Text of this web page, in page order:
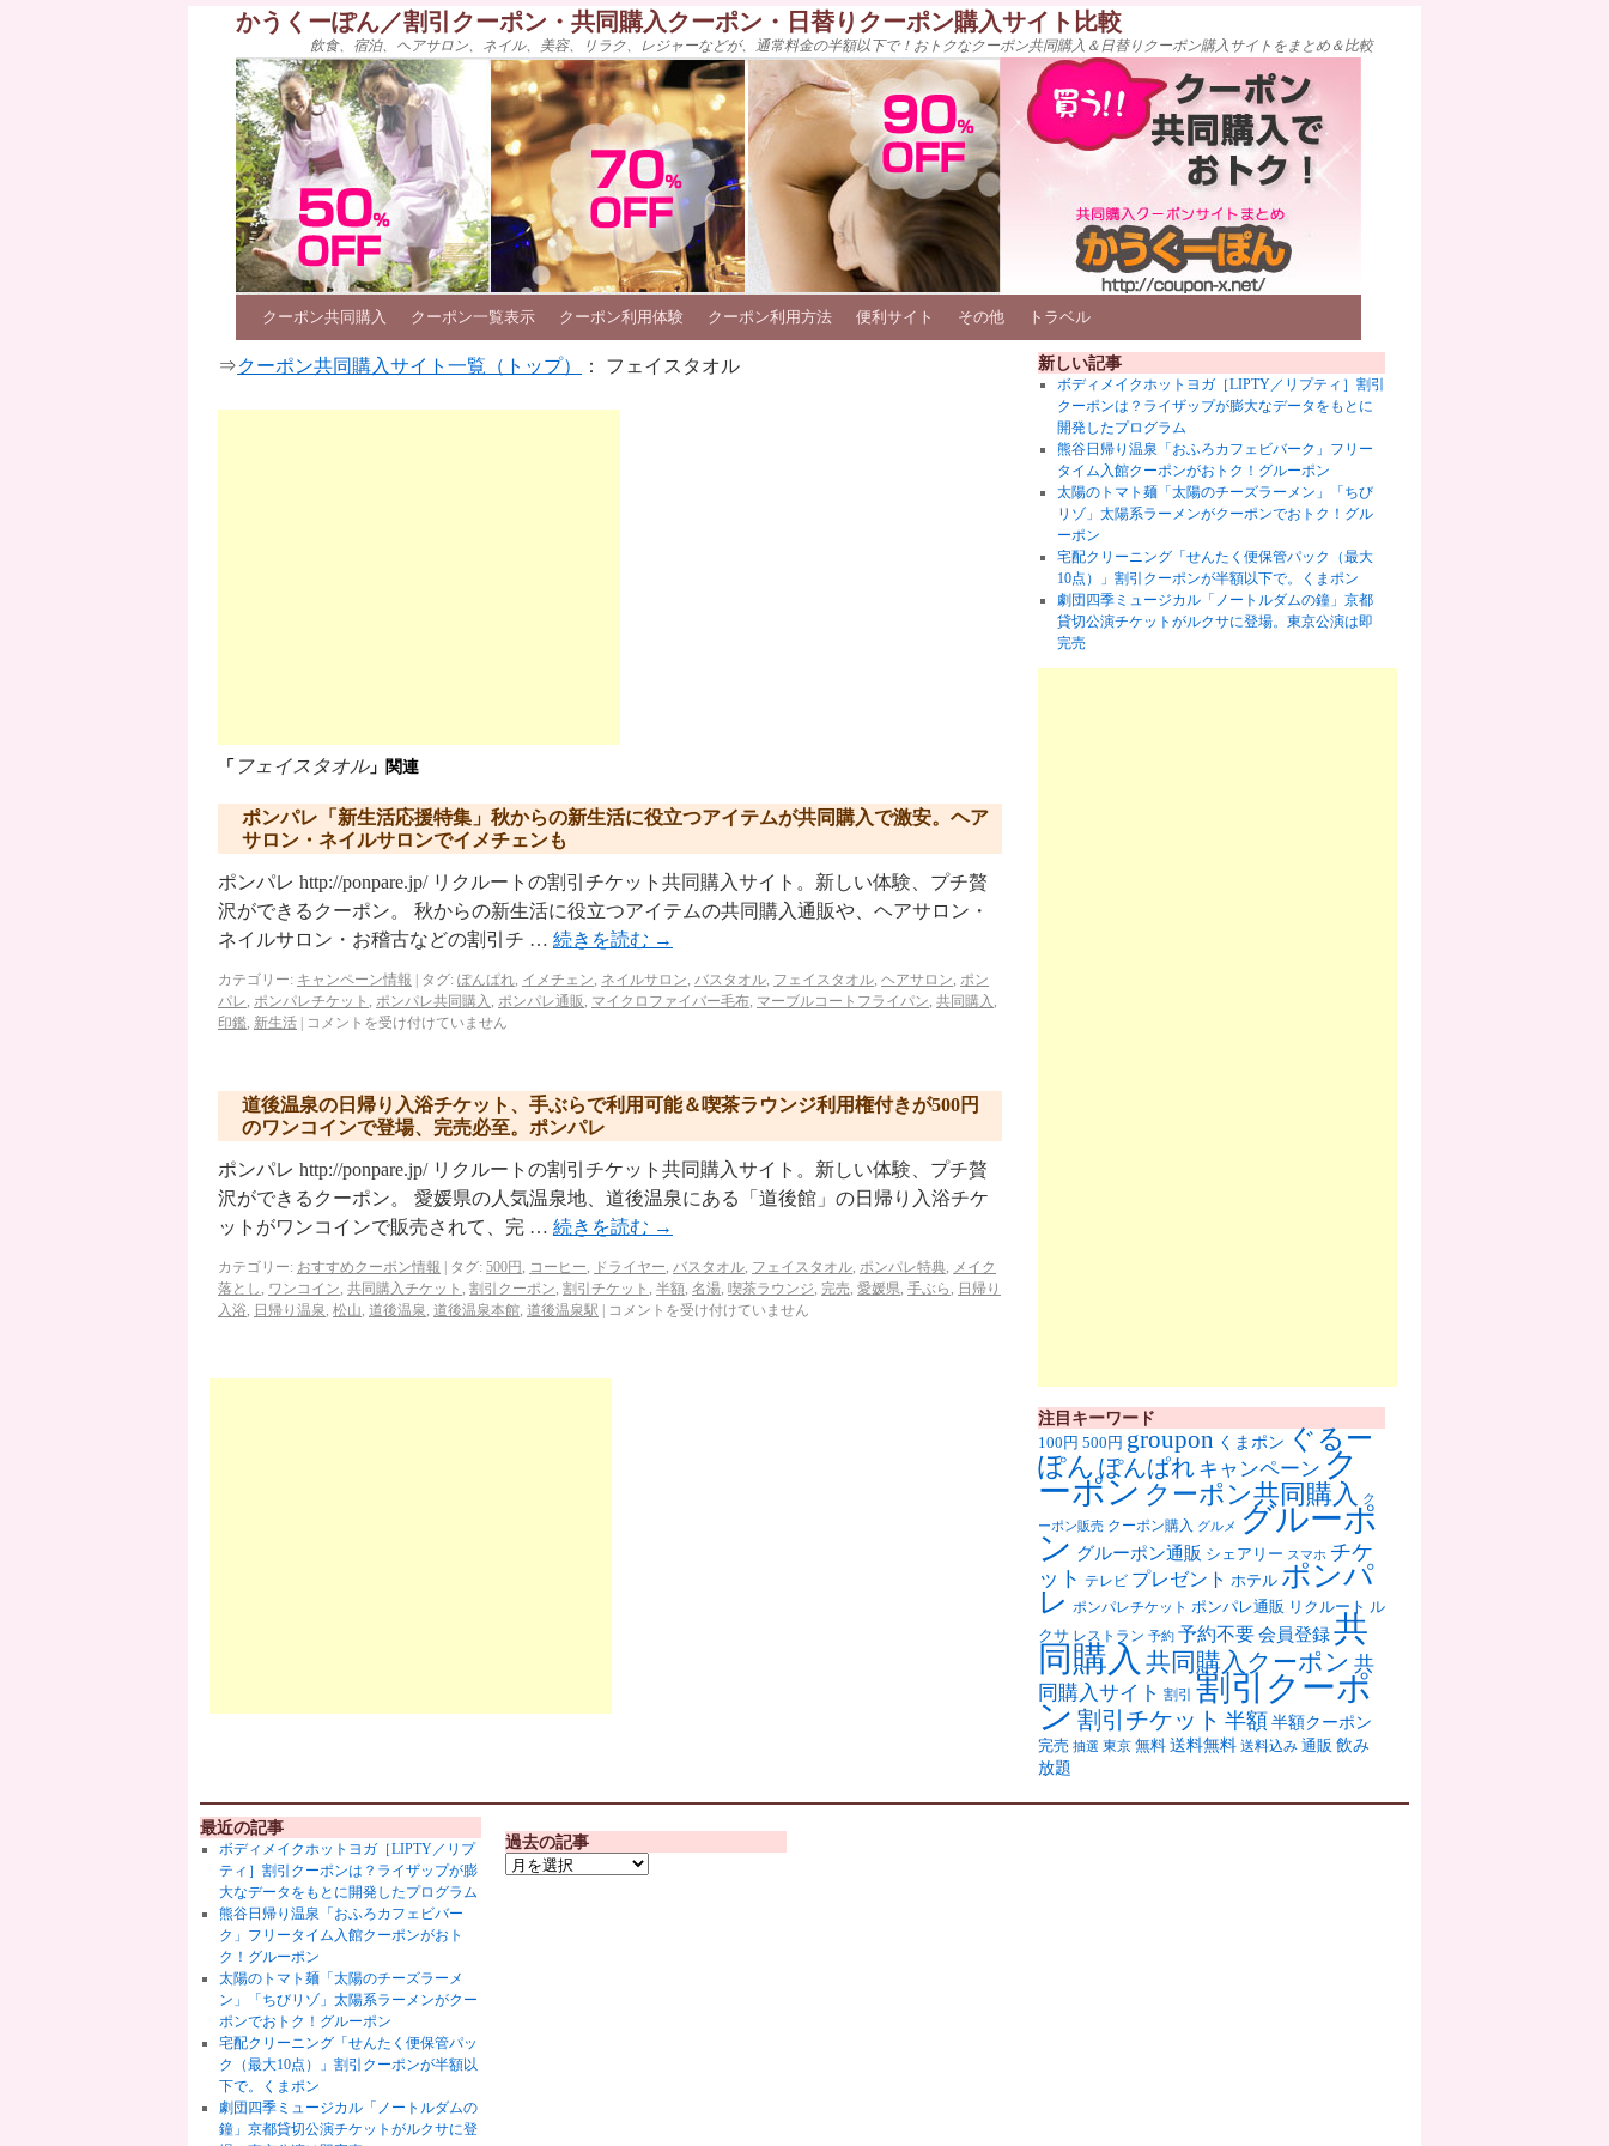
かうくーぽん／割引クーポン・共同購入クーポン・日替りクーポン購入サイト比較
飲食、宿泊、ヘアサロン、ネイル、美容、リラク、レジャーなどが、通常料金の半額以下で！おトクなクーポン共同購入＆日替りクーポン購入サイトをまとめ＆比較
クーポン共同購入 クーポン一覧表示 クーポン利用体験 クーポン利用方法 便利サイト その他 トラベル
⇒クーポン共同購入サイト一覧（トップ） ： フェイスタオル
「 フェイスタオル」関連
ポンパレ「新生活応援特集」秋からの新生活に役立つアイテムが共同購入で激安。ヘア
サロン・ネイルサロンでイメチェンも
ポンパレ http://ponpare.jp/ リクルートの割引チケット共同購入サイト。新しい体験、プチ贅
沢ができるクーポン。 秋からの新生活に役立つアイテムの共同購入通販や、ヘアサロン・
ネイルサロン・お稽古などの割引チ … 続きを読む →
カテゴリー: キャンペーン情報 タグ: ぽんぱれ, イメチェン, ネイルサロン, バスタオル, フェイスタオル, ヘアサロン, ポン
パレ, ポンパレチケット , ポンパレ共同購入 , ポンパレ通販 , マイクロファイバー毛布, マーブルコートフライパン, 共同購入 ,
印鑑, 新生活 コメントを受け付けていません
道後温泉の日帰り入浴チケット、手ぶらで利用可能＆喫茶ラウンジ利用権付きが500円
のワンコインで登場、完売必至。ポンパレ
ポンパレ http://ponpare.jp/ リクルートの割引チケット共同購入サイト。新しい体験、プチ贅
沢ができるクーポン。 愛媛県の人気温泉地、道後温泉にある「道後館」の日帰り入浴チケ
ットがワンコインで販売されて、完 … 続きを読む →
カテゴリー: おすすめクーポン情報 タグ: 500円 , コーヒー, ドライヤー, バスタオル, フェイスタオル, ポンパレ特典, メイク
落とし , ワンコイン, 共同購入チケット , 割引クーポン, 割引チケット , 半額, 名湯, 喫茶ラウンジ, 完売, 愛媛県, 手ぶら , 日帰り
入浴, 日帰り温泉, 松山, 道後温泉, 道後温泉本館, 道後温泉駅 コメントを受け付けていません
新しい記事
ボディメイクホットヨガ［LIPTY／リプティ］割引
クーポンは？ライザップが膨大なデータをもとに
開発したプログラム
熊谷日帰り温泉「おふろカフェビバーク」フリー
タイム入館クーポンがおトク！グルーポン
太陽のトマト麺「太陽のチーズラーメン」「ちび
リゾ」太陽系ラーメンがクーポンでおトク！グル
ーポン
宅配クリーニング「せんたく便保管パック（最大
10点）」割引クーポンが半額以下で。くまポン
劇団四季ミュージカル「ノートルダムの鐘」京都
貸切公演チケットがルクサに登場。東京公演は即
完売
注目キーワード
100円 500円 groupon くまポン ぐるー
ぽん ぽんぱれ キャンペーン ク
ーポン クーポン共同購入 ク
ーポン販売 クーポン購入 グルメ グルーポ
ン グルーポン通販 シェアリー スマホ チケ
ット テレビ プレゼント ホテル ポンパ
レ ポンパレチケット ポンパレ通販 リクルート ル
クサ レストラン 予約 予約不要会員登録共
同購入 共同購入クーポン 共
同購入サイト 割引 割引クーポ
ン 割引チケット 半額 半額クーポン
完売 抽選 東京 無料 送料無料 送料込み 通販 飲み
放題
最近の記事
ボディメイクホットヨガ［LIPTY／リプ
ティ］割引クーポンは？ライザップが膨
大なデータをもとに開発したプログラム
熊谷日帰り温泉「おふろカフェビバー
ク」フリータイム入館クーポンがおト
ク！グルーポン
太陽のトマト麺「太陽のチーズラーメ
ン」「ちびリゾ」太陽系ラーメンがクー
ポンでおトク！グルーポン
宅配クリーニング「せんたく便保管パッ
ク（最大10点）」割引クーポンが半額以
下で。くまポン
劇団四季ミュージカル「ノートルダムの
鐘」京都貸切公演チケットがルクサに登
過去の記事